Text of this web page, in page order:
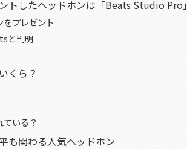
トしたヘッドホンは「Beats Studio Pro」
プレゼント
と判明
くら？
いる？
も関わる人気ヘッドホン